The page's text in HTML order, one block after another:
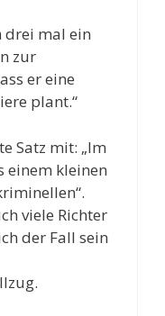
drei mal ein
zur
er eine
plant.“
Satz mit: „Im
einem kleinen
viele Richter
der Fall sein